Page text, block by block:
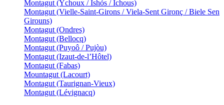
Montagut (Ychoux / Ishós / Ichous)
Montagut (Vielle-Saint-Girons / Viela-Sent Gironç / Biele Sen
Girouns)
Montagut (Ondres)
Montagut (Bellocq)
Montagut (Puyoô / Pujòu)
Montagut (Izaut-de-l’Hôtel)
Montagut (Fabas)
Mountagut (Lacourt)
Montagut (Taurignan-Vieux)
Montagut (Lévignacq)